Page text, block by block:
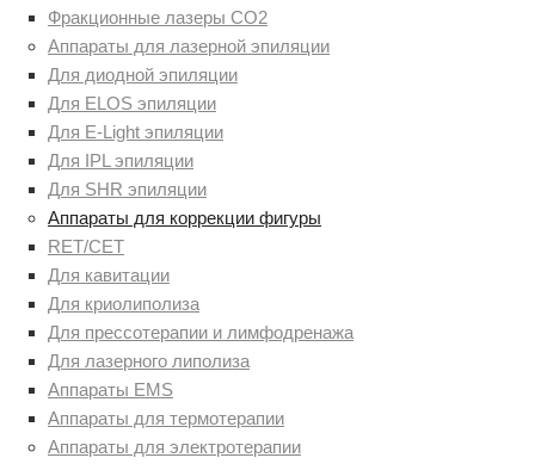
Фракционные лазеры СО2
Аппараты для лазерной эпиляции
Для диодной эпиляции
Для ELOS эпиляции
Для E-Light эпиляции
Для IPL эпиляции
Для SHR эпиляции
Аппараты для коррекции фигуры
RET/CET
Для кавитации
Для криолиполиза
Для прессотерапии и лимфодренажа
Для лазерного липолиза
Аппараты EMS
Аппараты для термотерапии
Аппараты для электротерапии